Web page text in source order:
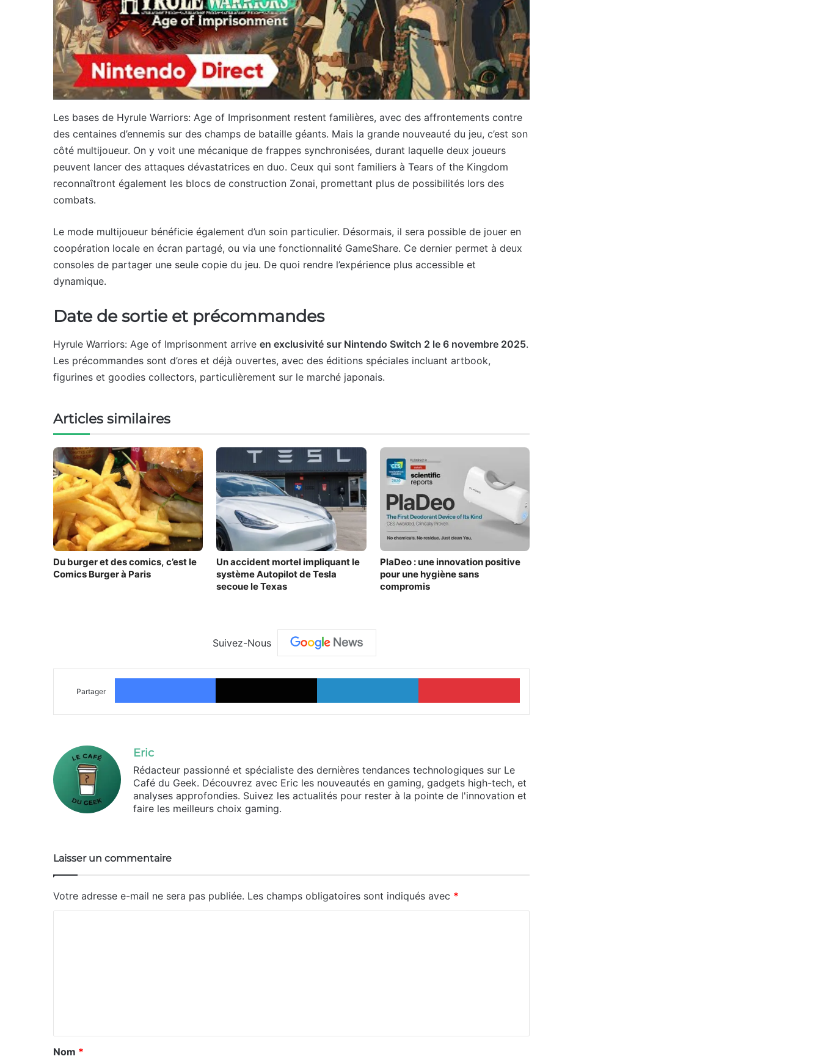
Les bases de Hyrule Warriors: Age of Imprisonment restent familières, avec des affrontements contre
des centaines d’ennemis sur des champs de bataille géants. Mais la grande nouveauté du jeu, c’est son
côté multijoueur. On y voit une mécanique de frappes synchronisées, durant laquelle deux joueurs
peuvent lancer des attaques dévastatrices en duo. Ceux qui sont familiers à Tears of the Kingdom
reconnaîtront également les blocs de construction Zonai, promettant plus de possibilités lors des
combats.
Le mode multijoueur bénéficie également d’un soin particulier. Désormais, il sera possible de jouer en
coopération locale en écran partagé, ou via une fonctionnalité GameShare. Ce dernier permet à deux
consoles de partager une seule copie du jeu. De quoi rendre l’expérience plus accessible et
dynamique.
Date de sortie et précommandes
Hyrule Warriors: Age of Imprisonment arrive en exclusivité sur Nintendo Switch 2 le 6 novembre 2025.
Les précommandes sont d’ores et déjà ouvertes, avec des éditions spéciales incluant artbook,
figurines et goodies collectors, particulièrement sur le marché japonais.
Articles similaires
Du burger et des comics, c’est le
Comics Burger à Paris
Un accident mortel impliquant le
système Autopilot de Tesla
secoue le Texas
PlaDeo : une innovation positive
pour une hygiène sans
compromis
Suivez-Nous
Partager
Facebook X Linkedin Pinterest
Eric
Rédacteur passionné et spécialiste des dernières tendances technologiques sur Le
Café du Geek. Découvrez avec Eric les nouveautés en gaming, gadgets high-tech, et
analyses approfondies. Suivez les actualités pour rester à la pointe de l'innovation et
faire les meilleurs choix gaming.
Laisser un commentaire
Votre adresse e-mail ne sera pas publiée. Les champs obligatoires sont indiqués avec *
a
Nom *